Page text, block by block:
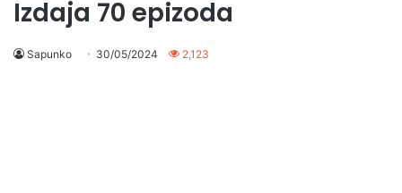
Izdaja 70 epizoda
Sapunko 30/05/2024 2,123